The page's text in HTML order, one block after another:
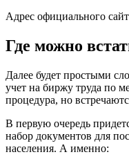
Адрес официального
Где можно
Далее будет простыми
учет на биржу труда по
процедура, но
В первую очередь
набор документов для
населения. А именно: